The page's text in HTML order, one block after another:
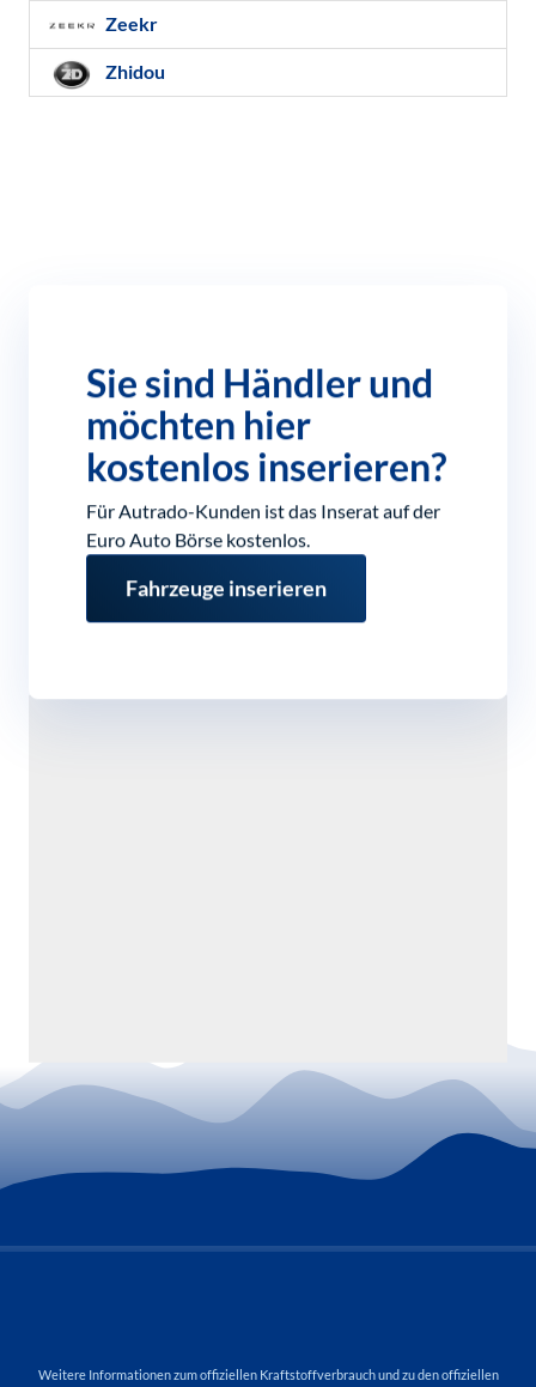
Zeekr
Zhidou
Sie sind Händler und
möchten hier
kostenlos inserieren?
Für Autrado-Kunden ist das Inserat auf der
Euro Auto Börse kostenlos.
Fahrzeuge inserieren
Weitere Informationen zum offiziellen Kraftstoffverbrauch und zu den offiziellen